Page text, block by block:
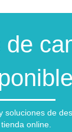
de
soluciones de
tienda online.